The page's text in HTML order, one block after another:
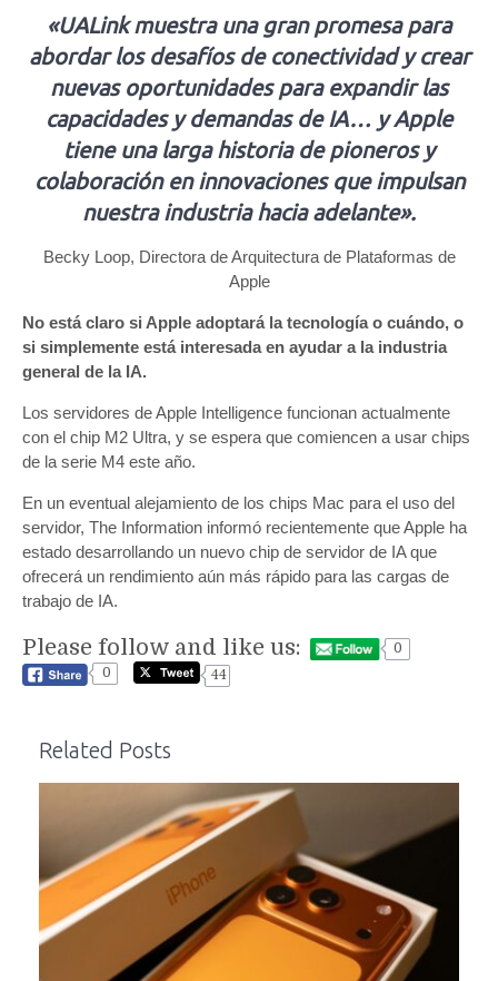
«UALink muestra una gran promesa para
abordar los desafíos de conectividad y crear
nuevas oportunidades para expandir las
capacidades y demandas de IA… y Apple
tiene una larga historia de pioneros y
colaboración en innovaciones que impulsan
nuestra industria hacia adelante».
Becky Loop, Directora de Arquitectura de Plataformas de
Apple
No está claro si Apple adoptará la tecnología o cuándo, o
si simplemente está interesada en ayudar a la industria
general de la IA.
Los servidores de Apple Intelligence funcionan actualmente
con el chip M2 Ultra, y se espera que comiencen a usar chips
de la serie M4 este año.
En un eventual alejamiento de los chips Mac para el uso del
servidor, The Information informó recientemente que Apple ha
estado desarrollando un nuevo chip de servidor de IA que
ofrecerá un rendimiento aún más rápido para las cargas de
trabajo de IA.
Please follow and like us:
0
0
44
Related Posts